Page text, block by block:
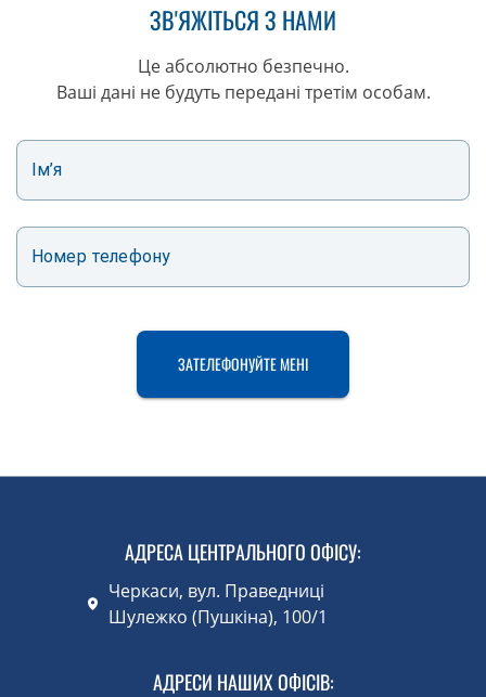
ЗВ'ЯЖІТЬСЯ З НАМИ
Це абсолютно безпечно.
Ваші дані не будуть передані третім особам.
Ім’я
Номер телефону
ЗАТЕЛЕФОНУЙТЕ МЕНІ
АДРЕСА ЦЕНТРАЛЬНОГО ОФІСУ:
Черкаси, вул. Праведниці
Шулежко (Пушкіна), 100/1
АДРЕСИ НАШИХ ОФІСІВ: